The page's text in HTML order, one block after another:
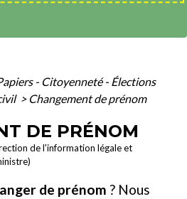
- Citoyenneté - Élections
> Changement de prénom
DE PRÉNOM
de l'information légale et
de prénom ? Nous